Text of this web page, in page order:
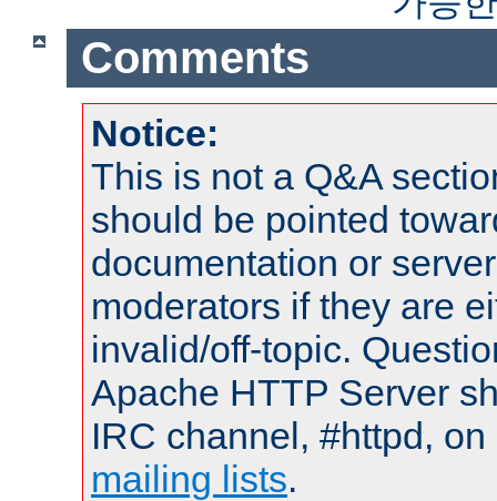
Comments
Notice:
This is not a Q&A
should be pointed
documentation or
moderators if they are
invalid/off-topic.
Apache HTTP Server
IRC channel, #httpd,
mailing lists.